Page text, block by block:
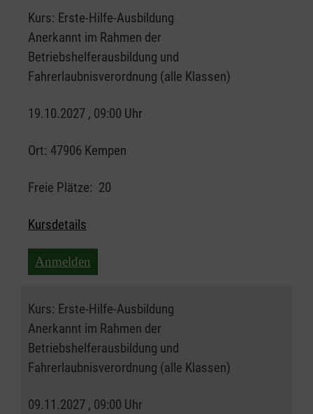
Kurs: Erste-Hilfe-Ausbildung
Anerkannt im Rahmen der
Betriebshelferausbildung und
Fahrerlaubnisverordnung (alle Klassen)
19.10.2027 , 09:00 Uhr
Ort: 47906 Kempen
Freie Plätze: 20
Kursdetails
Anmelden
Kurs: Erste-Hilfe-Ausbildung
Anerkannt im Rahmen der
Betriebshelferausbildung und
Fahrerlaubnisverordnung (alle Klassen)
09.11.2027 , 09:00 Uhr